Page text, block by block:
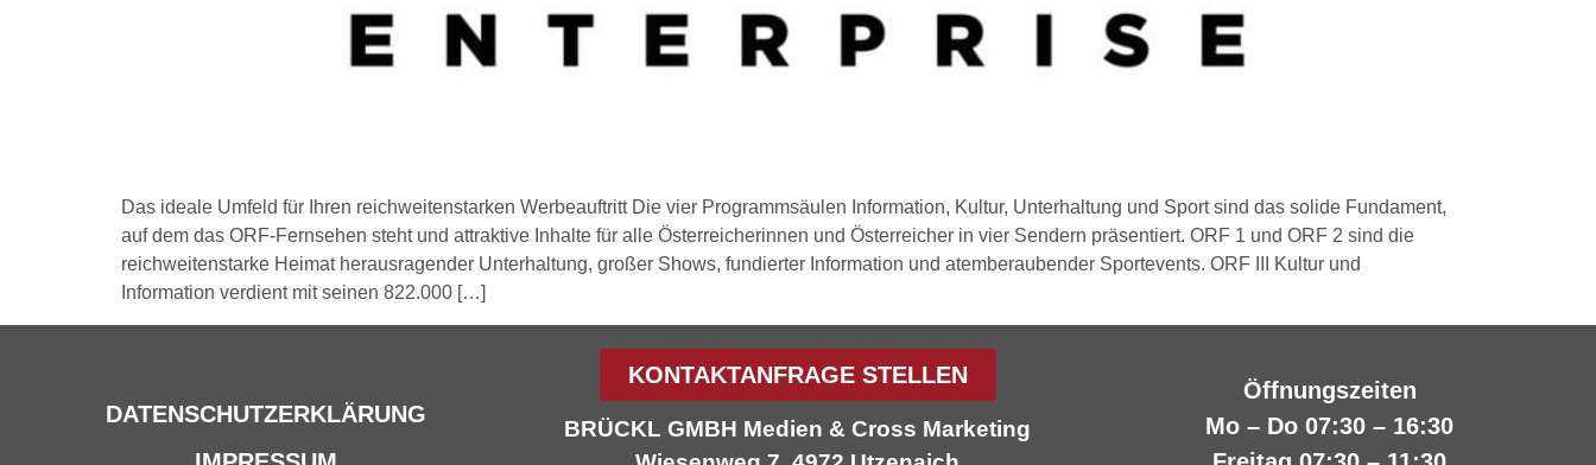
Das ideale Umfeld für Ihren reichweitenstarken Werbeauftritt Die vier Programmsäulen Information, Kultur, Unterhaltung und Sport sind das solide Fundament,
auf dem das ORF-Fernsehen steht und attraktive Inhalte für alle Österreicherinnen und Österreicher in vier Sendern präsentiert. ORF 1 und ORF 2 sind die
reichweitenstarke Heimat herausragender Unterhaltung, großer Shows, fundierter Information und atemberaubender Sportevents. ORF III Kultur und
Information verdient mit seinen 822.000 […]
DATENSCHUTZERKLÄRUNG
KONTAKTANFRAGE STELLEN
BRÜCKL GMBH Medien & Cross Marketing
Öffnungszeiten
Mo – Do 07:30 – 16:30